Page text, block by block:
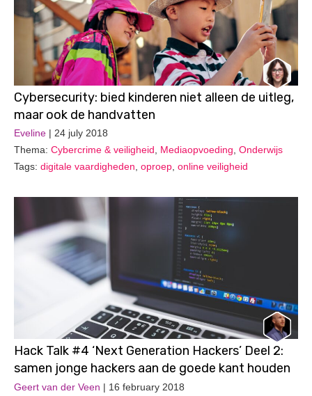
Cybersecurity: bied kinderen niet alleen de uitleg,
maar ook de handvatten
Eveline | 24 july 2018
Thema: Cybercrime & veiligheid, Mediaopvoeding, Onderwijs
Tags: digitale vaardigheden oproep online veiligheid
Hack Talk #4 ‘Next Generation Hackers’ Deel 2:
samen jonge hackers aan de goede kant houden
Geert van der Veen | 16 february 2018